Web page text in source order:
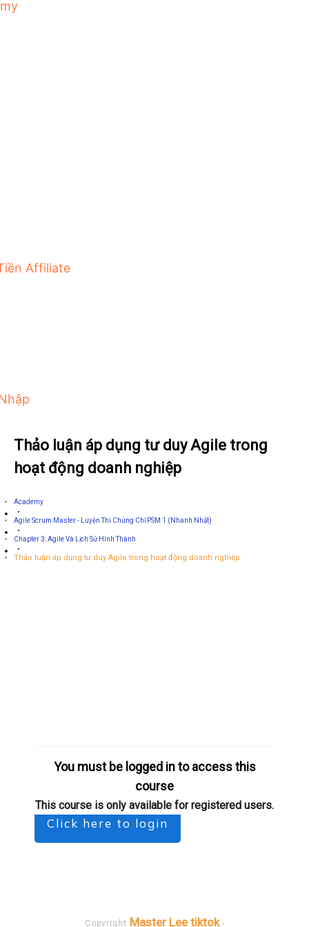
Affiliate
Thảo luận áp dụng tư duy Agile trong
hoạt động doanh nghiệp
Academy
Agile Scrum Master - Luyện Thi Chứng Chỉ PSM 1 (Nhanh Nhất)
Chapter 3: Agile Và Lịch Sử Hình Thành
Thảo luận áp dụng tư duy Agile trong hoạt động doanh nghiệp
You must be logged in to access this
course
This course is only available for registered users.
Click here to login
Copyright Master Lee tiktok-